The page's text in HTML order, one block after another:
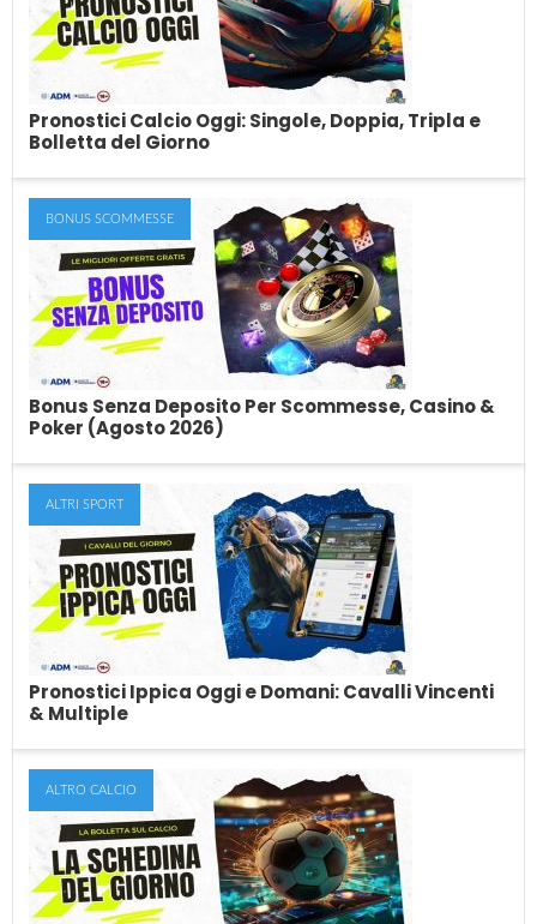
Pronostici Calcio Oggi: Singole, Doppia, Tripla e
Bolletta del Giorno
Pronostici Calcio Oggi: Singole, Doppia,
Tripla e Bolletta del Giorno
In cerca di pronostici sul calcio di oggi? Il team di esperti di
SkillAndBet pubblica...
BONUS SCOMMESSE
Bonus Senza Deposito Per Scommesse, Casino &
Poker (Agosto 2026)
Bonus Senza Deposito Per Scommesse,
Casino & Poker (Agosto 2026)
Le migliori offerte di bonus senza deposito per le scommesse, il
casino, le slot ed...
ALTRI SPORT
Pronostici Ippica Oggi e Domani: Cavalli Vincenti
& Multiple
Pronostici Ippica Oggi e Domani: Cavalli
Vincenti & Multiple
Ogni giorno, in questo articolo, troverai i nostri pronostici sulle
corse dei cavalli nazionali ed...
ALTRO CALCIO